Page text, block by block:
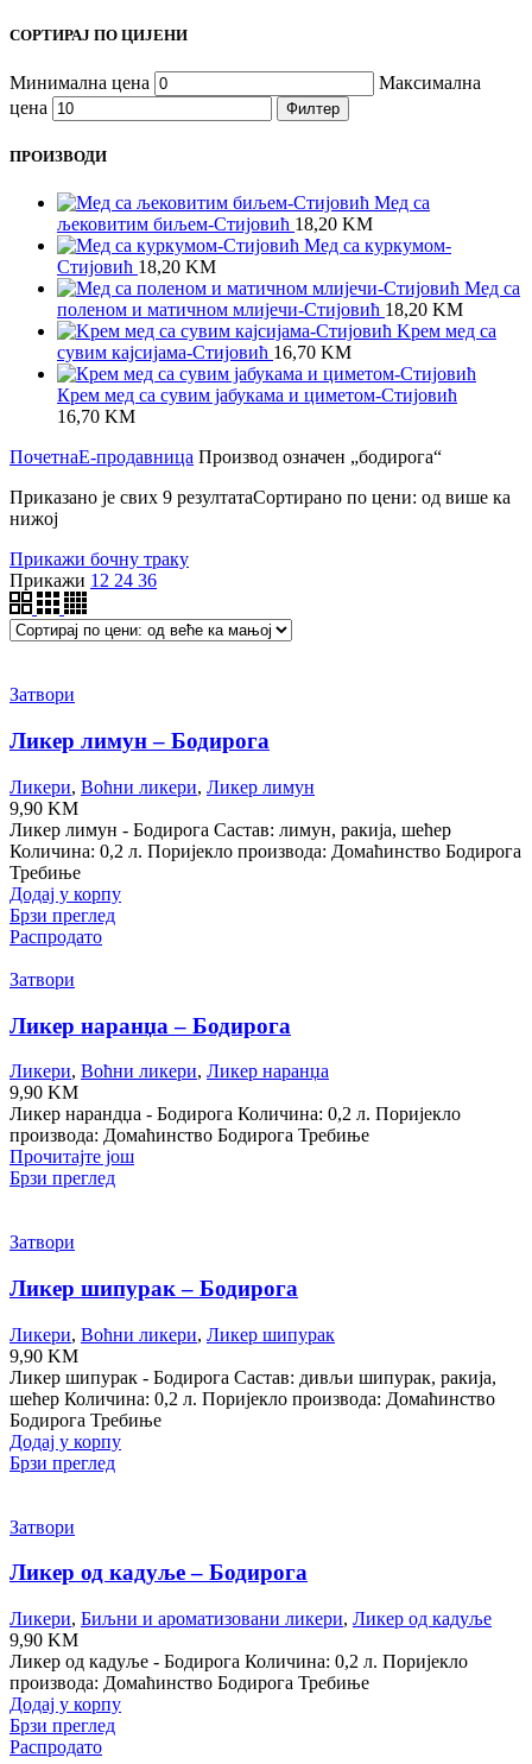
СОРТИРАЈ ПО ЦИЈЕНИ
Минимална цена
Максимална
цена
Филтер
ПРОИЗВОДИ
Мед са
љековитим биљем-Стијовић 18,20 KM
Meд са куркумом-
Стијовић 18,20 KM
Мед са
поленом и матичном млијечи-Стијовић 18,20 KM
Kрем мед са
сувим кајсијама-Стијовић 16,70 KM
Крем мед са сувим јабукама и циметом-Стијовић
16,70 KM
ПочетнаЕ-продавница Производ oзначен „бодирога“
Приказано је свих 9 резултатаСортирано по цени: од више ка
нижој
Прикажи бочну траку
Прикажи 12 24 36
Затвори
Ликер лимун – Бодирога
Ликери, Воћни ликери, Ликер лимун
9,90 KM
Ликер лимун - Бодирога Састав: лимун, ракија, шећер
Количина: 0,2 л. Поријекло производа: Домаћинство Бодирога
Требиње
Додај у корпу
Брзи преглед
Распродато
Затвори
Ликер наранџа – Бодирога
Ликери, Воћни ликери, Ликер наранџа
9,90 KM
Ликер нарандџа - Бодирога Количина: 0,2 л. Поријекло
производа: Домаћинство Бодирога Требиње
Прочитајте још
Брзи преглед
Затвори
Ликер шипурак – Бодирога
Ликери, Воћни ликери, Ликер шипурак
9,90 KM
Ликер шипурак - Бодирога Састав: дивљи шипурак, ракија,
шећер Количина: 0,2 л. Поријекло производа: Домаћинство
Бодирога Требиње
Додај у корпу
Брзи преглед
Затвори
Ликер од кадуље – Бодирога
Ликери, Биљни и ароматизовани ликери, Ликер од кадуље
9,90 KM
Ликер од кадуље - Бодирога Количина: 0,2 л. Поријекло
производа: Домаћинство Бодирога Требиње
Додај у корпу
Брзи преглед
Распродато